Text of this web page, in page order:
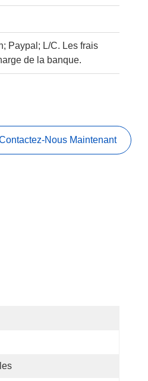
Paypal; L/C. Les frais
de la banque.
Nous Maintenant